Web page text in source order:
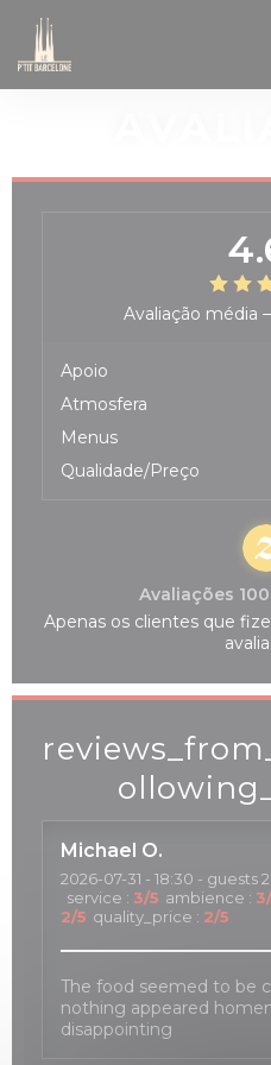
Michael O
2026-07-31 - 18:30 - guests 2
service : 3/5 ambience : 3
2/5 quality_price : 2/5
The food seemed to be
nothing appeared
disappointing
Avaliação média
Apoio
Atmosfera
Menus
Qualidade/Preço
Avaliações
Apenas os clientes que